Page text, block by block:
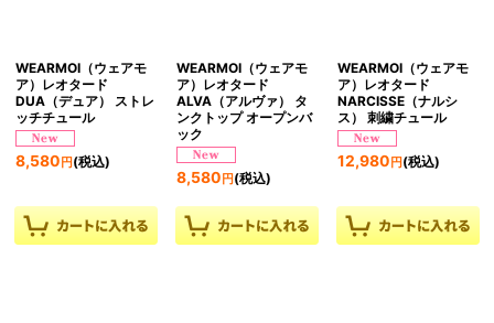
WEARMOI（ウェアモ
ア）レオタード
DUA（デュア） ストレ
ッチチュール
8,580 円 (税込)
WEARMOI（ウェアモ
ア）レオタード
ALVA（アルヴァ） タ
ンクトップ オープンバ
ック
8,580 円(税込)
WEARMOI（ウェアモ
ア）レオタード
NARCISSE（ナルシ
ス） 刺繍チュール
12,980 円(税込)